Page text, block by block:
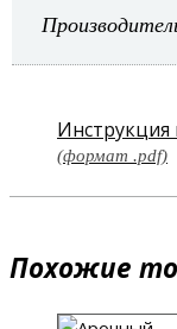
(формат .pdf)
Похожие